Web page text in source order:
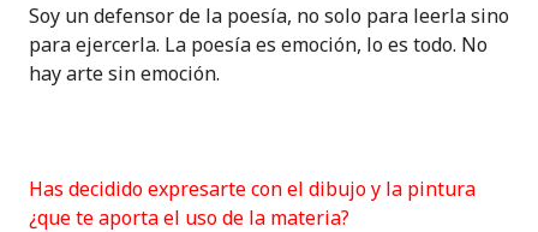
Soy un defensor de la poesía, no solo para leerla sino
para ejercerla. La poesía es emoción, lo es todo. No
hay arte sin emoción.
Has decidido expresarte con el dibujo y la pintura
¿que te aporta el uso de la materia?